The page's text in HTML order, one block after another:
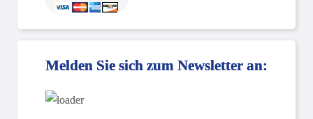
Melden Sie sich zum Newsletter an: